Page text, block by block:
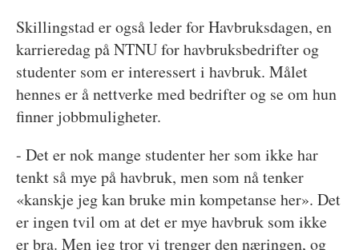
Skillingstad er også leder for Havbruksdagen, en
karrieredag på NTNU for havbruksbedrifter og
studenter som er interessert i havbruk. Målet
hennes er å nettverke med bedrifter og se om hun
finner jobbmuligheter.
- Det er nok mange studenter her som ikke har
tenkt så mye på havbruk, men som nå tenker
«kanskje jeg kan bruke min kompetanse her». Det
er ingen tvil om at det er mye havbruk som ikke
er bra. Men jeg tror vi trenger den næringen, og